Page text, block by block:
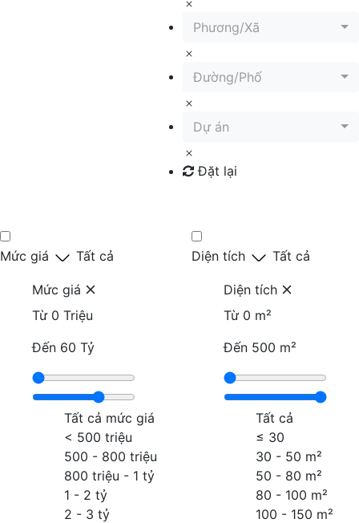
Phương/Xã
Đường/Phố
Dự án
Đặt lại
Mức giá Tất cả
Mức giá
Từ 0 Triệu
Đến 60 Tỷ
Tất cả mức giá
< 500 triệu
500 - 800 triệu
800 triệu - 1 tỷ
1 - 2 tỷ
2 - 3 tỷ
Diện tích Tất cả
Diện tích
Từ 0 m²
Đến 500 m²
Tất cả
≤ 30
30 - 50 m²
50 - 80 m²
80 - 100 m²
100 - 150 m²